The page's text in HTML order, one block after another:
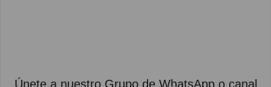
Únete a nuestro Grupo de WhatsApp o canal